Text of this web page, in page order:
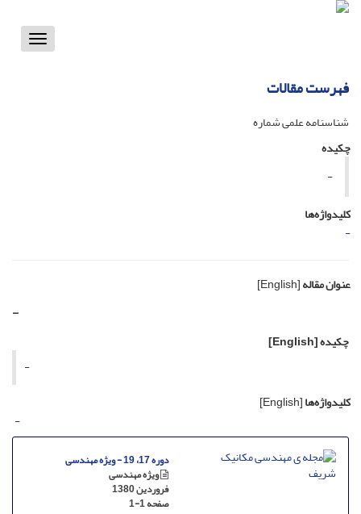
Toggle
فهرست مقالات
شناسنامه علمی شماره
چکیده
-
کلیدواژه‌ها
-
عنوان مقاله[English]
-
چکیده[English]
-
کلیدواژه‌ها[English]
-
دوره 17، 19 - ویژه مهندسی
ویژه مهندسی
فروردین 1380
صفحه1-1